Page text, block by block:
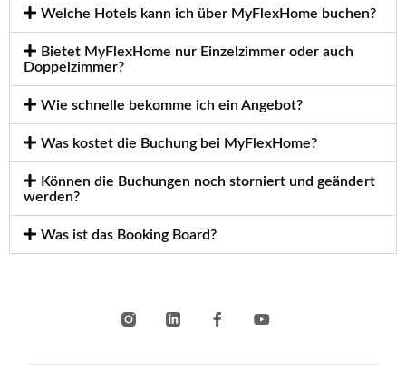
Welche Hotels kann ich über MyFlexHome buchen?
Bietet MyFlexHome nur Einzelzimmer oder auch
Doppelzimmer?
Wie schnelle bekomme ich ein Angebot?
Was kostet die Buchung bei MyFlexHome?
Können die Buchungen noch storniert und geändert
werden?
Was ist das Booking Board?